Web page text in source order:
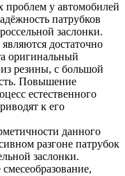
проблем у автомобилей
патрубков
заслонки.
достаточно
оригинальный
резины, с большой
Повышение
естественного
к его
данного
разгоне патрубок
заслонки.
смесеобразование,